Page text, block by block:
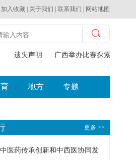
加入收藏 关于我们 联系我们 网站地图
遗失声明 广西举办比赛探索中（壮
地方 专题
更多 >>
医药传承创新和中西医协同发